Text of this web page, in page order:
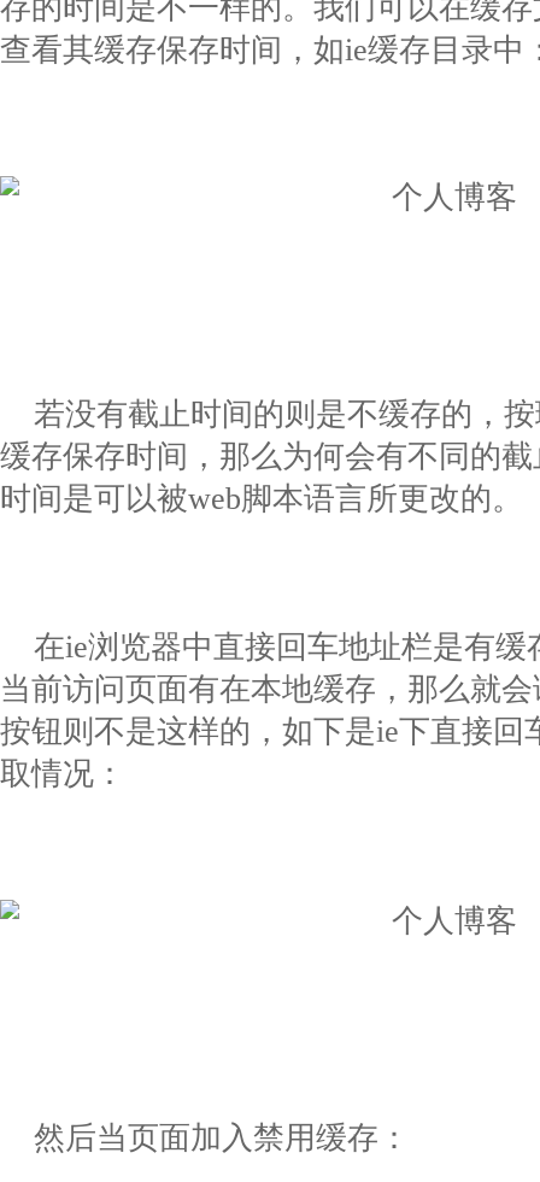
存的时间是不一样的。我们可以在缓
查看其缓存保存时间，如ie缓存目录中
若没有截止时间的则是不缓存的，
缓存保存时间，那么为何会有不同的
时间是可以被web脚本语言所更改的。
在ie浏览器中直接回车地址栏是有
当前访问页面有在本地缓存，那么就
按钮则不是这样的，如下是ie下直接回
取情况：
然后当页面加入禁用缓存 ：